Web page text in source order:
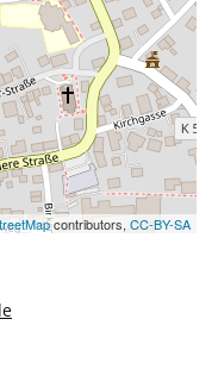
contributors, CC-BY-SA